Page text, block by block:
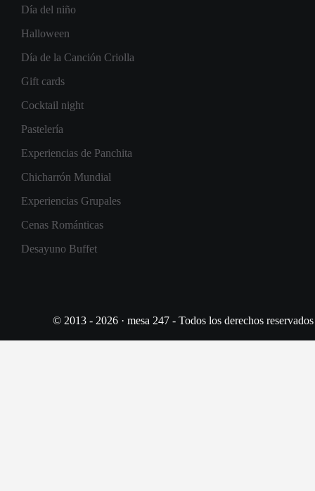
Día del niño
Halloween
Día de la Canción Criolla
Gift cards
Cocktail night
Pastelería
Experiencias de Panchita
Chicharrón Mundial
Experiencias Grupales
Cenas Románticas
Desayuno Buffet
© 2013 - 2026 · mesa 247 - Todos los derechos reservados